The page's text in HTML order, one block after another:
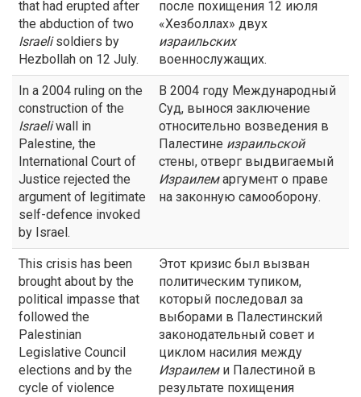
that had erupted after
the abduction of two
Israelisoldiers by
Hezbollah on 12 July.
после похищения 12 июля
«Хезболлах» двух
израильских
военнослужащих.
In a 2004 ruling on the
construction of the
Israeliwall in
Palestine, the
International Court of
Justice rejected the
argument of legitimate
self-defence invoked
by Israel.
В 2004 году Международный
Суд, вынося заключение
относительно возведения в
Палестине израильской
стены, отверг выдвигаемый
Израилемаргумент о праве
на законную самооборону.
This crisis has been
brought about by the
political impasse that
followed the
Palestinian
Legislative Council
elections and by the
cycle of violence
Этот кризис был вызван
политическим тупиком,
который последовал за
выборами в Палестинский
законодательный совет и
циклом насилия между
Израилеми Палестиной в
результате похищения